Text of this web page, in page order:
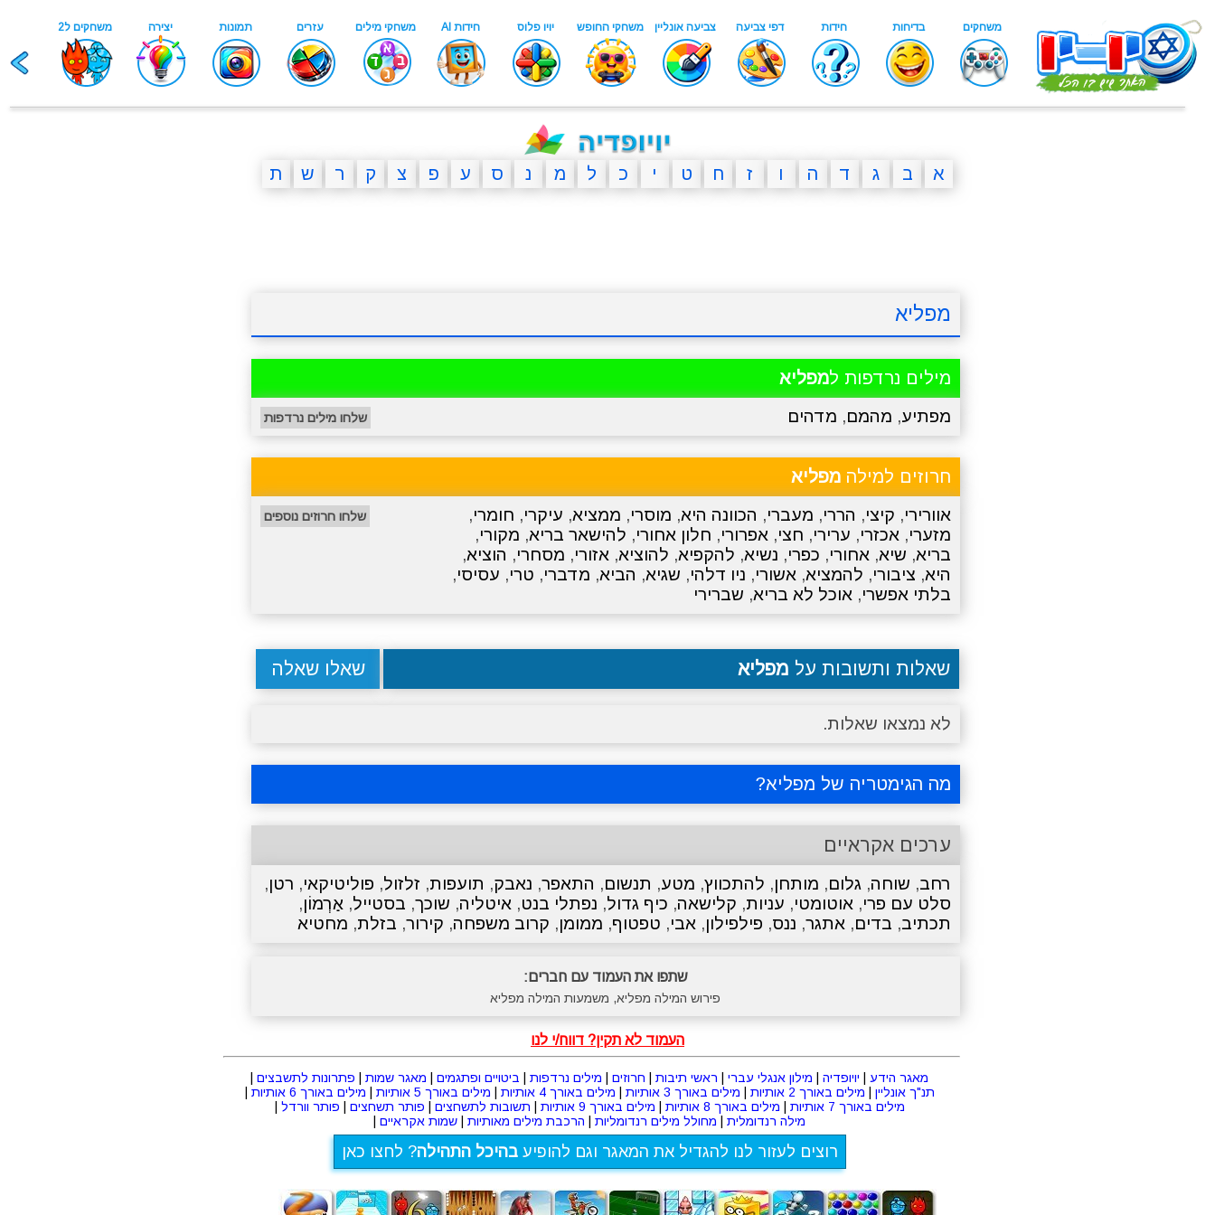
א ב ג ד ה ו ז ח ט י כ ל מ נ ס ע פ צ ק ר ש ת
מפליא
מילים נרדפות למפליא
מפתיע, מהמם, מדהים שלחו מילים נרדפות
חרוזים למילה מפליא
אוורירי, קיצי, הררי, מעברי, הכוונה היא, מוסרי, ממציא, עיקרי, חומרי,
מזערי, אכזרי, ערירי, חצי, אפרורי, חלון אחורי, להישאר בריא, מקורי,
בריא, שיא, אחורי, כפרי, נשיא, להקפיא, להוציא, אזורי, מסחרי, הוציא,
היא, ציבורי, להמציא, אשורי, ניו דלהי, שגיא, הביא, מדברי, טרי, עסיסי,
בלתי אפשרי, אוכל לא בריא, שברירי
שלחו חרוזים נוספים
שאלות ותשובות על מפליא שאלו שאלה
לא נמצאו שאלות.
מה הגימטריה של מפליא?
ערכים אקראיים
רחב, שוחה, גלום, מותחן, להתכווץ, מטע, תנשום, התאפר, נאבק, תועפות, זלזול, פוליטיקאי, רטן,
סלט עם פרי, אוטומטי, עניות, קלישאה, כיף גדול, נפתלי בנט, איטליה, שוכך, בסטייל, אַרְמוֹן,
תכתיב, בדים, אתגר, ננס, פילפילון, אבי, טפטוף, ממומן, קרוב משפחה, קירור, בזלת, מחטיא
שתפו את העמוד עם חברים:
פירוש המילה מפליא, משמעות המילה מפליא
העמוד לא תקין? דווח/י לנו
מאגר הידע יויופדיה מילון אנגלי עברי ראשי תיבות חרוזים מילים נרדפות ביטויים ופתגמים מאגר שמות פתרונות לתשבצים
תנ"ך אונליין
מילים באורך 2 אותיות מילים באורך 3 אותיות מילים באורך 4 אותיות מילים באורך 5 אותיות מילים באורך 6 אותיות
מילים באורך 7 אותיות
מילים באורך 8 אותיות מילים באורך 9 אותיות תשובות לתשחצים פותר תשחצים פותר וורדל
מילה רנדומלית
מחולל מילים רנדומליות הרכבת מילים מאותיות שמות אקראיים
רוצים לעזור לנו להגדיל את המאגר וגם להופיעבהיכל התהילה? לחצו כאן